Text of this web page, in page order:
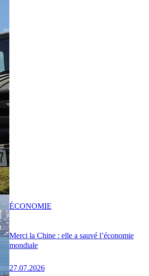
Merci la Chine : elle a sauvé l’économie
mondiale
27.07.2026
ÉCONOMIE